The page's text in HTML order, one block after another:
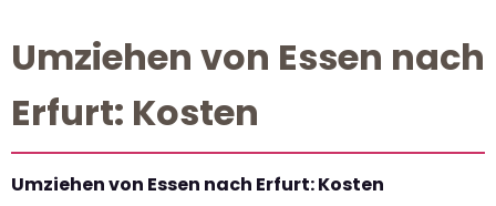
Umziehen von Essen nach
Erfurt: Kosten
Umziehen von Essen nach Erfurt: Kosten